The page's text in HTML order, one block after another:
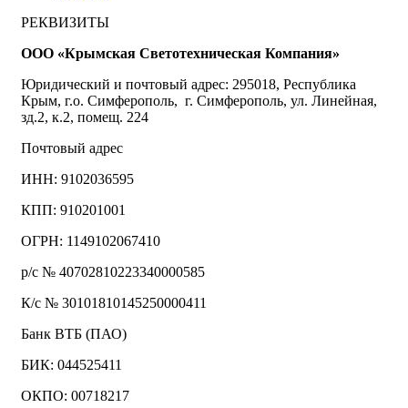
РЕКВИЗИТЫ
ООО «Крымская Светотехническая Компания»
Юридический и почтовый адрес: 295018, Республика
Крым, г.о. Симферополь, г. Симферополь, ул. Линейная,
зд.2, к.2, помещ. 224
Почтовый адрес
ИНН: 9102036595
КПП: 910201001
ОГРН: 1149102067410
р/с № 40702810223340000585
К/с № 30101810145250000411
Банк ВТБ (ПАО)
БИК: 044525411
ОКПО: 00718217